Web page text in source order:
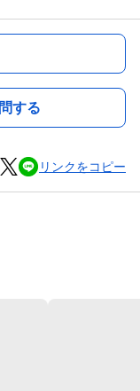
する
リンクをコピー